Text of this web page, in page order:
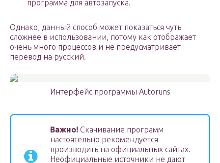
программа для автозапуска.
Однако, данный способ может показаться чуть
сложнее в использовании, потому как отображает
очень много процессов и не предусматривает
перевод на русский.
Интерфейс программы Autoruns
Важно! Скачивание программ
настоятельно рекомендуется
производить на официальных сайтах.
Неофициальные источники не дают